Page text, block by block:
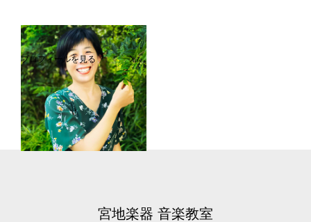
白川裕美
プロフィールを見る
国分寺センター
宮地楽器 音楽教室